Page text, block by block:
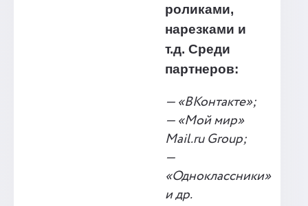
роликами,
нарезками и
т.д. Среди
партнеров:
— «ВКонтакте»;
— «Мой мир»
Mail.ru Group;
—
«Одноклассники»
и др.